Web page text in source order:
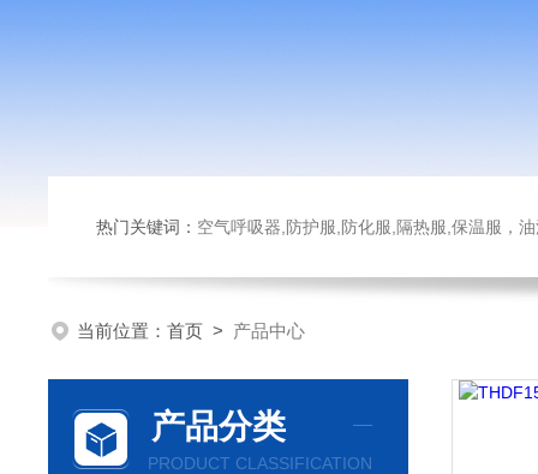
热门关键词： 空气呼吸器,防护服,防化服,隔热服,保温服，
当前位置： 首页 > 产品中心
产品分类
PRODUCT CLASSIFICATION